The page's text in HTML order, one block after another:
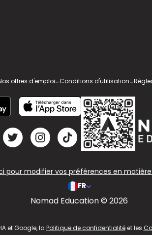
offres d'emploi-Conditions d'utilisation-
pour modifier vos préférences en
FR
Nomad Education © 2026
et Google, la Politique de confidentialitéet les